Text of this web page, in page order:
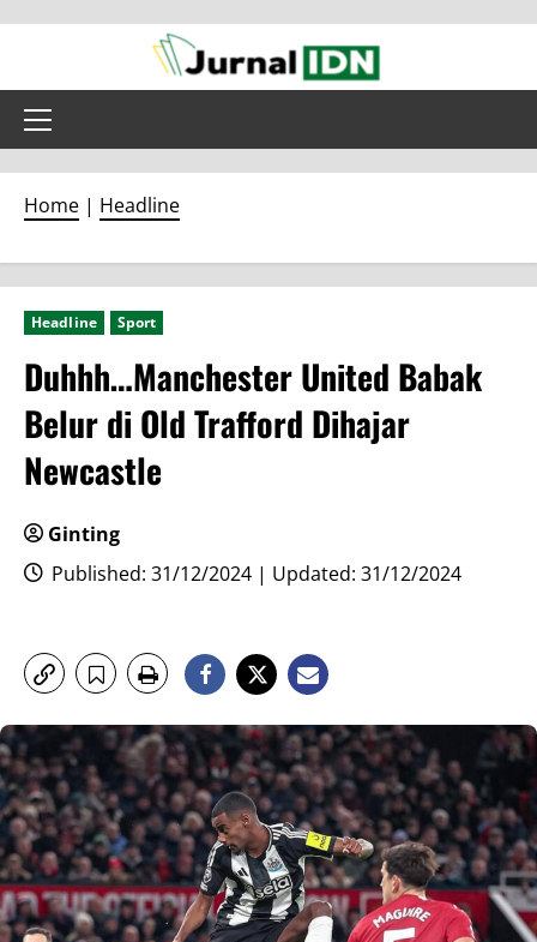
content
Primary
Home | Headline
Headline Sport
Duhhh…Manchester United Babak
Belur di Old Trafford Dihajar
Newcastle
Ginting
Published: 31/12/2024 | Updated: 31/12/2024